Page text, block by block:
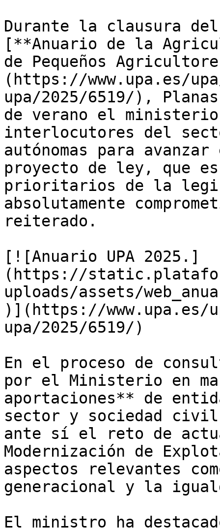
Durante la clausura
[**Anuario de la
de Pequeños
(https://www.upa.es/
upa/2025/6519/),
de verano el
interlocutores del
autónomas para
proyecto de ley, que
prioritarios de la
absolutamente
reiterado.
[![Anuario UPA 2025.]
(https://
uploads/assets/
)](https://www.upa.es/
upa/2025/6519/)
En el proceso de
por el Ministerio en
aportaciones** de
sector y sociedad
ante sí el reto de
Modernización de
aspectos relevantes
generacional y la
El ministro ha